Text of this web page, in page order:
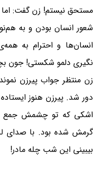
مستحق نیستم! زن گفت:
شعور انسان بودن و به
انسان‌ها و احترام به
نگیری دلمو شکستی! جون
زن منتظر جواب پیرزن
دور شد. پیرزن هنوز
اشکی که تو چشمش جمع
گرمش شده بود. با صدای
بیبینی این شب چله مادر!